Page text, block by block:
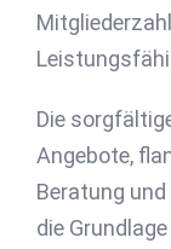
Die
Angebote,
Beratung
die